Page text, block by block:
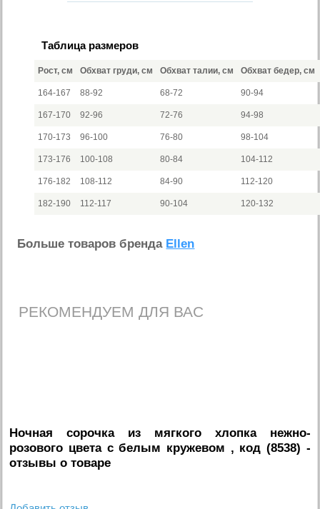
Таблица размеров
Рост, см Обхват груди, см Обхват талии, см Обхват бедер, см
164-167 88-92 68-72 90-94
167-170 92-96 72-76 94-98
170-173 96-100 76-80 98-104
173-176 100-108 80-84 104-112
176-182 108-112 84-90 112-120
182-190 112-117 90-104 120-132
Больше товаров бренда Ellen
РЕКОМЕНДУЕМ ДЛЯ ВАС
Ночная сорочка из мягкого хлопка нежно-
розового цвета с белым кружевом , код (8538) -
отзывы о товаре